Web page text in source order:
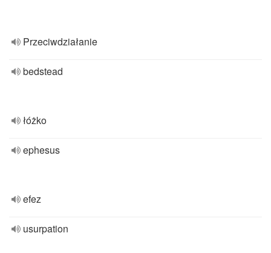
Przeciwdziałanie
bedstead
łóżko
ephesus
efez
usurpation